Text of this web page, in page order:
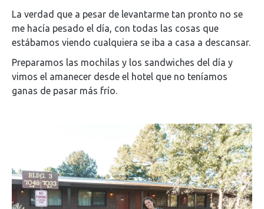
La verdad que a pesar de levantarme tan pronto no se
me hacía pesado el día, con todas las cosas que
estábamos viendo cualquiera se iba a casa a descansar.
Preparamos las mochilas y los sandwiches del día y
vimos el amanecer desde el hotel que no teníamos
ganas de pasar más frío.